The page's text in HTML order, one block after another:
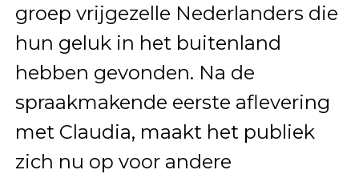
groep vrijgezelle Nederlanders die
hun geluk in het buitenland
hebben gevonden. Na de
spraakmakende eerste aflevering
met Claudia, maakt het publiek
zich nu op voor andere